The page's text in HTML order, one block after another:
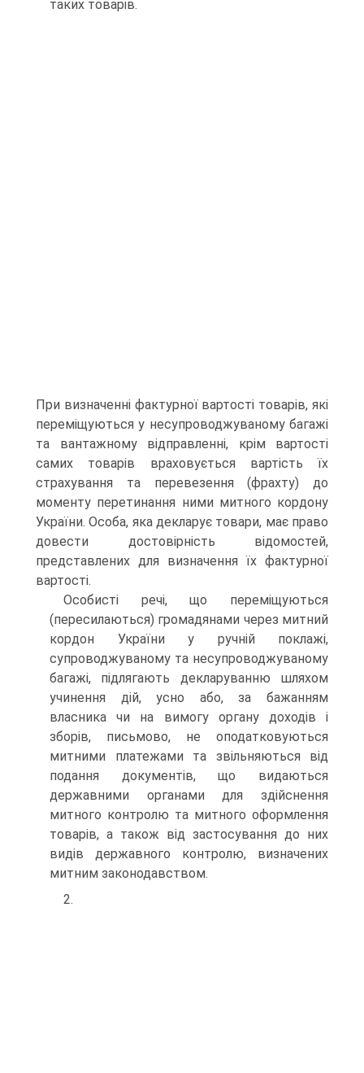
таких товарів.
При визначенні фактурної вартості товарів, які
переміщуються у несупроводжуваному багажі
та вантажному відправленні, крім вартості
самих товарів враховується вартість їх
страхування та перевезення (фрахту) до
моменту перетинання ними митного кордону
України. Особа, яка декларує товари, має право
довести достовірність відомостей,
представлених для визначення їх фактурної
вартості.
Особисті речі, що переміщуються
(пересилаються) громадянами через митний
кордон України у ручній поклажі,
супроводжуваному та несупроводжуваному
багажі, підлягають декларуванню шляхом
учинення дій, усно або, за бажанням
власника чи на вимогу органу доходів і
зборів, письмово, не оподатковуються
митними платежами та звільняються від
подання документів, що видаються
державними органами для здійснення
митного контролю та митного оформлення
товарів, а також від застосування до них
видів державного контролю, визначених
митним законодавством.
2.